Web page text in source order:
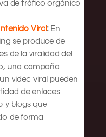
de tráfico orgánico
Viral :En
se produce de
de la viralidad del
una campaña
video viral pueden
de enlaces
y blogs que
de forma